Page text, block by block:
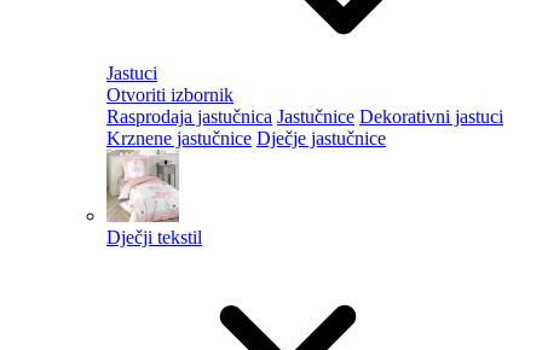
Jastuci
Otvoriti izbornik
Rasprodaja jastučnica Jastučnice Dekorativni jastuci
Krznene jastučnice Dječje jastučnice
Dječji tekstil